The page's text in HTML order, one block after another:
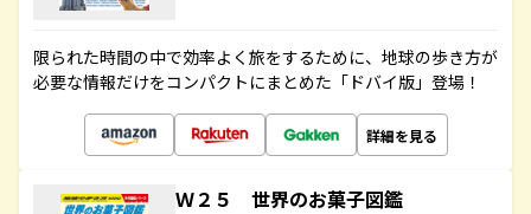
限られた時間の中で効率よく旅をするために、地球の歩き方が
必要な情報だけをコンパクトにまとめた「ドバイ版」登場！
詳細を見る
Ｗ２５ 世界のお菓子図鑑